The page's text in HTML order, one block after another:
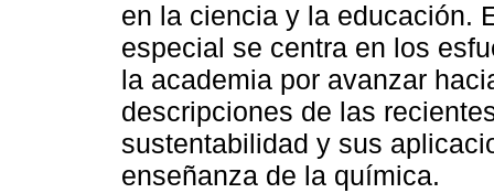
en la ciencia y la educación.
especial se centra en los
la academia por avanzar
descripciones de las
sustentabilidad y sus
enseñanza de la química.